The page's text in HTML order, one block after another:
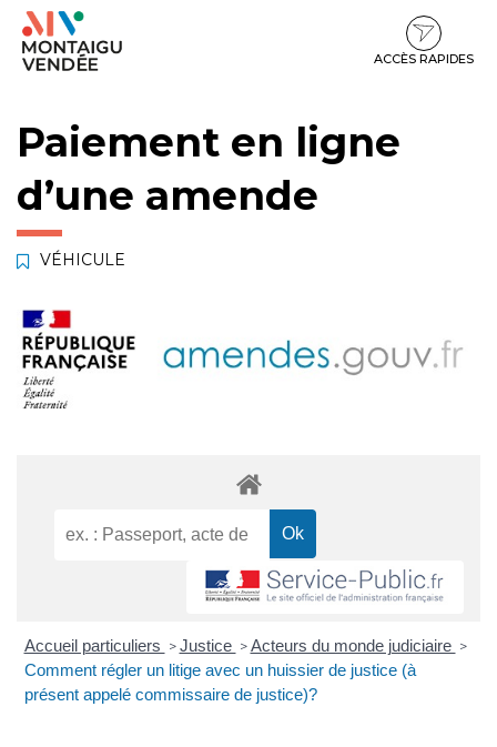
Gestion des traceurs
Aller
Aller
contenu
Aller
pied
ACCÈS RAPIDES
Paiement en ligne
d’une amende
VÉHICULE
Accueil particuliers > Justice > Acteurs du monde judiciaire >
Comment régler un litige avec un huissier de justice (à
présent appelé commissaire de justice)?